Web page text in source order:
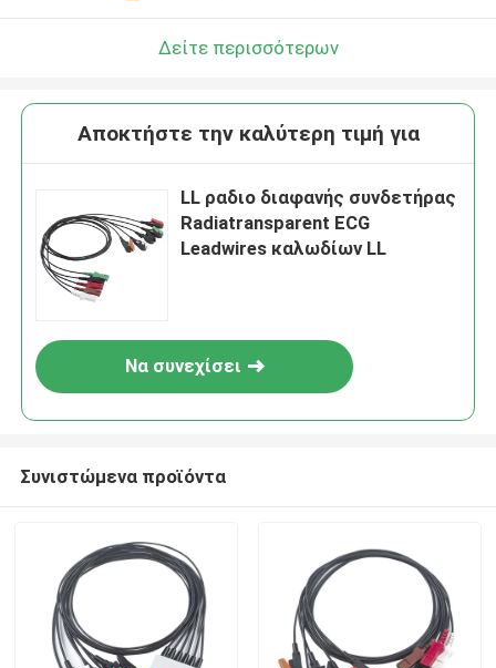
Δείτε περισσότερων
Αποκτήστε την καλύτερη τιμή για
LL ραδιο διαφανής συνδετήρας
Radiatransparent ECG
Leadwires καλωδίων LL
Να συνεχίσει
Συνιστώμενα προϊόντα